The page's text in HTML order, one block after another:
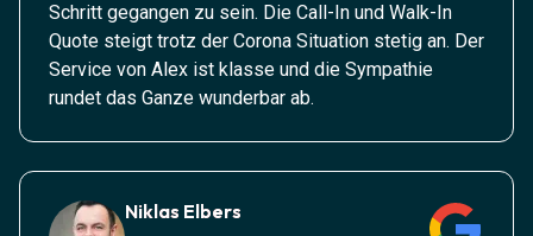
Schritt gegangen zu sein. Die Call-In und Walk-In
Quote steigt trotz der Corona Situation stetig an. Der
Service von Alex ist klasse und die Sympathie
rundet das Ganze wunderbar ab.
Niklas Elbers